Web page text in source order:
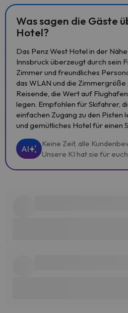
Was sagen die Gäste
Hotel?
Das Penz West Hotel in der
Innsbruck überzeugt durch sein
Zimmer und freundliches
das WLAN und die
Reisende, die Wert auf
legen. Empfohlen für Skifahrer,
einfachen Zugang zu den Pisten
und gemütliches Hotel für einen
AI
Keine Zeit, alle
Unsere KI hat sie für